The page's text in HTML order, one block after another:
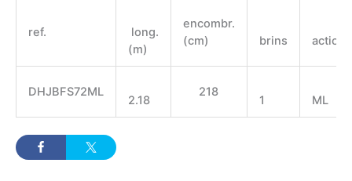
ref.
long.
(m)
encombr.
(cm)
brins action
DHJBFS72ML
2.18
218
1 ML